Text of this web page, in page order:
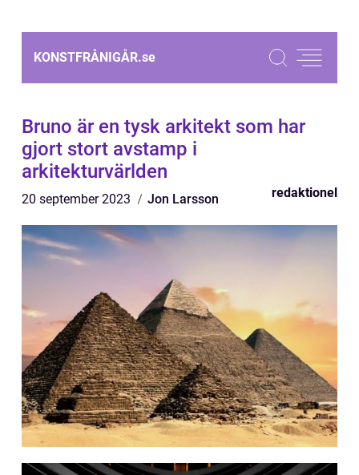
KONSTFRÅNIGÅR.se
Bruno är en tysk arkitekt som har
gjort stort avstamp i
arkitekturvärlden
20 september 2023 Jon Larsson redaktionel